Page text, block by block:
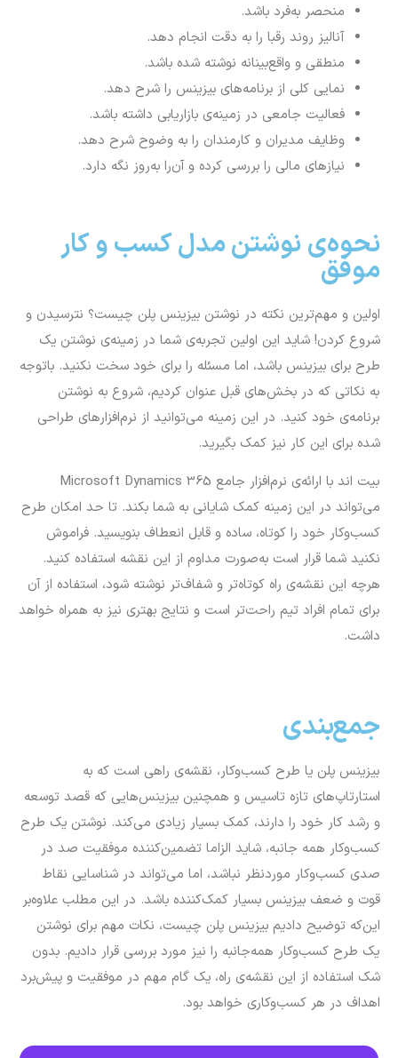
منحصر به‌‎فرد باشد.
آنالیز روند رقبا را به دقت انجام دهد.
منطقی و واقع‌بینانه نوشته شده باشد.
نمایی کلی از برنامه‌های بیزینس را شرح دهد.
فعالیت جامعی در زمینه‌ی بازاریابی داشته باشد.
وظایف مدیران و کارمندان را به وضوح شرح دهد.
نیازهای مالی را بررسی کرده و آن‌را به‌روز نگه دارد.
نحوه‌ی نوشتن مدل کسب و کار
موفق
اولین و مهم‌ترین نکته در نوشتن بیزینس پلن چیست؟ نترسیدن و
شروع کردن! شاید این اولین تجربه‌ی شما در زمینه‌ی نوشتن یک
طرح برای بیزینس باشد، اما مسئله را برای خود سخت نکنید. باتوجه
به نکاتی که در بخش‌های قبل عنوان کردیم، شروع به نوشتن
برنامه‌ی خود کنید. در این زمینه می‌توانید از نرم‌افزارهای طراحی
شده برای این کار نیز کمک بگیرید.
بیت اند با ارائه‌ی نرم‌افزار جامع Microsoft Dynamics 365
می‌تواند در این زمینه کمک شایانی به شما بکند. تا حد امکان طرح
کسب‎‌وکار خود را کوتاه، ساده و قابل انعطاف بنویسید. فراموش
نکنید شما قرار است به‌صورت مداوم از این نقشه استفاده کنید.
هرچه این نقشه‌ی راه کوتاه‌تر و شفاف‌تر نوشته شود، استفاده از آن
برای تمام افراد تیم راحت‌‎تر است و نتایج بهتری نیز به همراه خواهد
داشت.
جمع‌بندی
بیزینس پلن یا طرح کسب‌وکار، نقشه‌ی راهی است که به
استارتاپ‌های تازه تاسیس و همچنین بیزینس‌هایی که قصد توسعه
و رشد کار خود را دارند، کمک بسیار زیادی می‌کند. نوشتن یک طرح
کسب‌وکار همه جانبه، شاید الزاما تضمین‌کننده موفقیت صد در
صدی کسب‌وکار موردنظر نباشد، اما می‌تواند در شناسایی نقاط
قوت و ضعف بیزینس بسیار کمک‌کننده باشد. در این مطلب علاوه‌بر
این‌که توضیح دادیم بیزینس پلن چیست، نکات مهم برای نوشتن
یک طرح کسب‌وکار همه‌جانبه را نیز مورد بررسی قرار دادیم. بدون
شک استفاده از این نقشه‌ی راه، یک گام مهم در موفقیت و پیش‌برد
اهداف در هر کسب‌وکاری خواهد بود.